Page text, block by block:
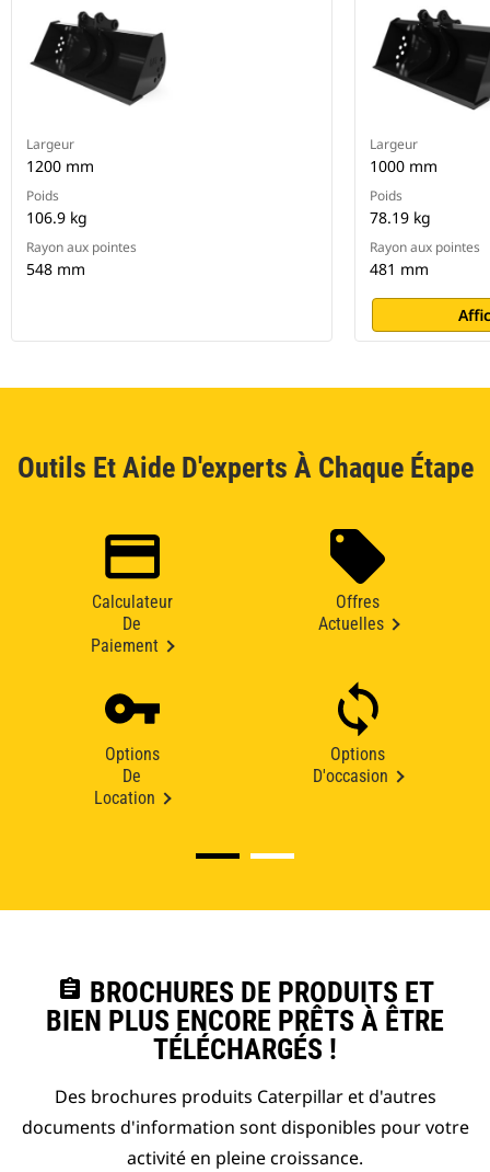
Largeur
1200 mm
Poids
106.9 kg
Rayon aux pointes
548 mm
Largeur
1000 mm
Poids
78.19 kg
Rayon aux pointes
481 mm
Outils Et Aide D'experts À Chaque Étape
Calculateur
De
Paiement
Offres
Actuelles
Options
De
Location
Options
D'occasion
assignment BROCHURES DE PRODUITS ET
BIEN PLUS ENCORE PRÊTS À ÊTRE
TÉLÉCHARGÉS !
Des brochures produits Caterpillar et d'autres
documents d'information sont disponibles pour votre
activité en pleine croissance.